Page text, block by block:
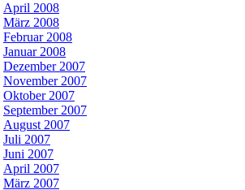
April 2008
März 2008
Februar 2008
Januar 2008
Dezember 2007
November 2007
Oktober 2007
September 2007
August 2007
Juli 2007
Juni 2007
April 2007
März 2007